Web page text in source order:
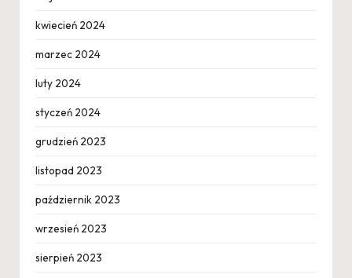
kwiecień 2024
marzec 2024
luty 2024
styczeń 2024
grudzień 2023
listopad 2023
październik 2023
wrzesień 2023
sierpień 2023